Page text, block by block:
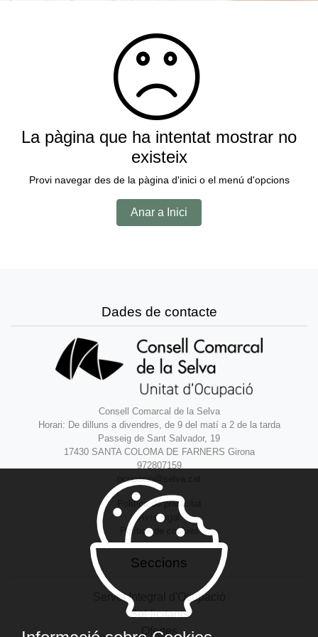
La pàgina que ha intentat mostrar no
existeix
Provi navegar des de la pàgina d'inici o el menú d'opcions
Anar a Inici
Dades de contacte
Consell Comarcal de la Selva
Horari: De dilluns a divendres, de 9 del matí a 2 de la tarda
Passeig de Sant Salvador, 19
17430 SANTA COLOMA DE FARNERS Girona
972807159
ocupacio@selva.cat
Política de privacitat
Avís legal
Política de cookies
Seccions
Servei Integral d'Ocupació
Sol·licitants
Ofertes